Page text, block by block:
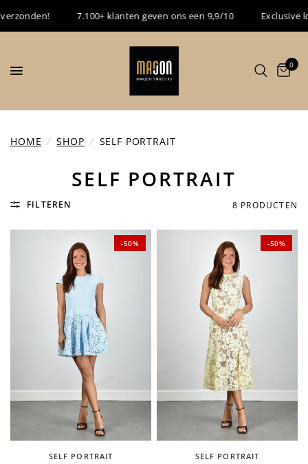
7.100+ klanten geven ons een 9,9/10 Exclusive
0
HOME / SHOP / SELF PORTRAIT
SELF PORTRAIT
FILTEREN 8 PRODUCTEN
-50%
SELF PORTRAIT
-50%
SELF PORTRAIT